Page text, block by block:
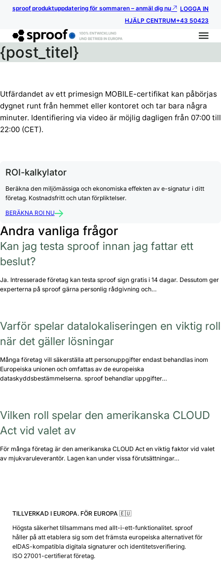
sproof produktuppdatering för sommaren – anmäl dig nu
LOGGA IN
HJÄLP CENTRUM+43 50423
{post_titel}
Utfärdandet av ett primesign MOBILE-certifikat kan påbörjas
dygnet runt från hemmet eller kontoret och tar bara några
minuter. Identifiering via video är möjlig dagligen från 07:00 till
22:00 (CET).
ROI-kalkylator
Beräkna den miljömässiga och ekonomiska effekten av e-signatur i ditt
företag. Kostnadsfritt och utan förpliktelser.
BERÄKNA ROI NU
Andra vanliga frågor
Kan jag testa sproof innan jag fattar ett
beslut?
Ja. Intresserade företag kan testa sproof sign gratis i 14 dagar. Dessutom ger
experterna på sproof gärna personlig rådgivning och…
Varför spelar datalokaliseringen en viktig roll
när det gäller lösningar
Många företag vill säkerställa att personuppgifter endast behandlas inom
Europeiska unionen och omfattas av de europeiska
dataskyddsbestämmelserna. sproof behandlar uppgifter…
Vilken roll spelar den amerikanska CLOUD
Act vid valet av
För många företag är den amerikanska CLOUD Act en viktig faktor vid valet
av mjukvaruleverantör. Lagen kan under vissa förutsättningar…
TILLVERKAD I EUROPA. FÖR EUROPA 🇪🇺
Högsta säkerhet tillsammans med allt-i-ett-funktionalitet. sproof
håller på att etablera sig som det främsta europeiska alternativet för
eIDAS-kompatibla digitala signaturer och identitetsverifiering.
ISO 27001-certifierat företag.